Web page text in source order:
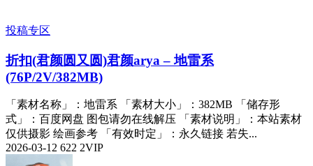
投稿专区
折扣(君颜圆又圆)君颜arya – 地雷系
(76P/2V/382MB)
「素材名称」：地雷系 「素材大小」：382MB 「储存形
式」：百度网盘 图包请勿在线解压 「素材说明」：本站素材
仅供摄影 绘画参考 「有效时定」：永久链接 若失...
2026-03-12 622 2VIP